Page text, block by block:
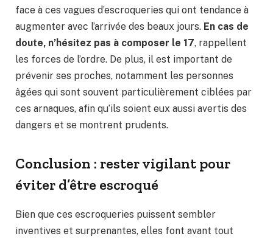
face à ces vagues d’escroqueries qui ont tendance à
augmenter avec l’arrivée des beaux jours. En cas de
doute, n’hésitez pas à composer le 17, rappellent
les forces de l’ordre. De plus, il est important de
prévenir ses proches, notamment les personnes
âgées qui sont souvent particulièrement ciblées par
ces arnaques, afin qu’ils soient eux aussi avertis des
dangers et se montrent prudents.
Conclusion : rester vigilant pour
éviter d’être escroqué
Bien que ces escroqueries puissent sembler
inventives et surprenantes, elles font avant tout